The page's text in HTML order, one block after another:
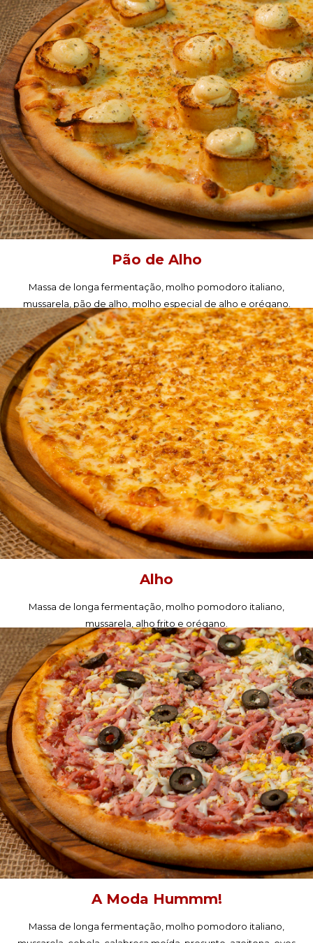
PEÇA AGORA!
Pão de Alho
Massa de longa fermentação, molho pomodoro italiano,
mussarela, pão de alho, molho especial de alho e orégano.
PEÇA AGORA!
Alho
Massa de longa fermentação, molho pomodoro italiano,
mussarela, alho frito e orégano.
PEÇA AGORA!
A Moda Hummm!
Massa de longa fermentação, molho pomodoro italiano,